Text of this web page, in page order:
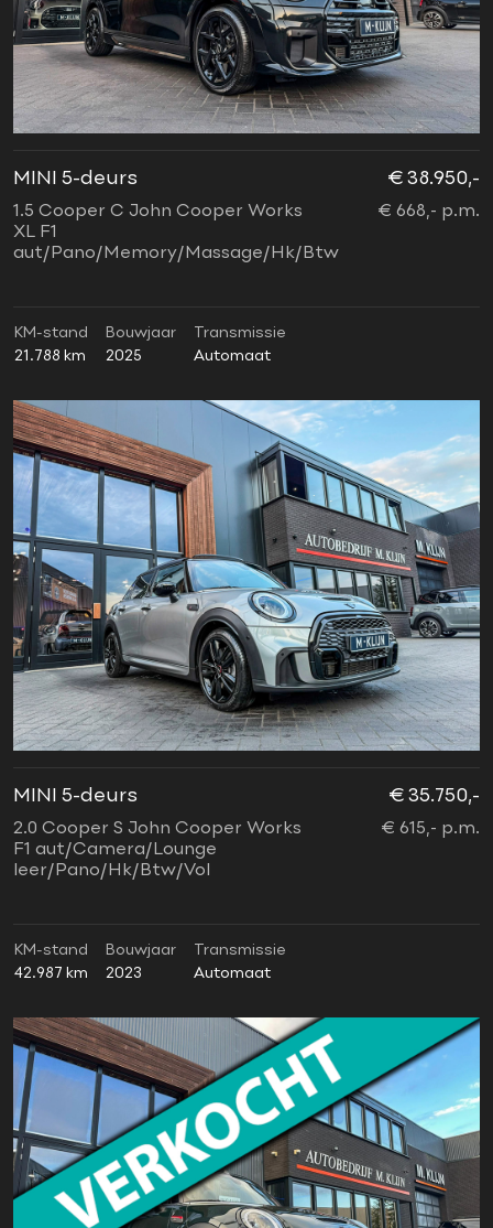
MINI 5-deurs
1.5 Cooper C John Cooper Works
XL F1
aut/Pano/Memory/Massage/Hk/Btw
€ 38.950,-
€ 668,- p.m.
KM-stand
21.788 km
Bouwjaar
2025
Transmissie
Automaat
MINI 5-deurs
2.0 Cooper S John Cooper Works
F1 aut/Camera/Lounge
leer/Pano/Hk/Btw/Vol
€ 35.750,-
€ 615,- p.m.
KM-stand
42.987 km
Bouwjaar
2023
Transmissie
Automaat